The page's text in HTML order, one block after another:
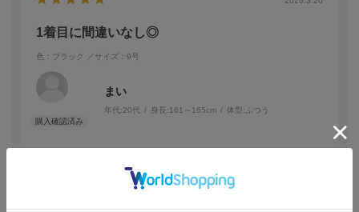
1着目に間違いなし◎
色：ブラック ／サイズ：9号
まい
年代:20代 身長:161～165cm 体型: ふつう